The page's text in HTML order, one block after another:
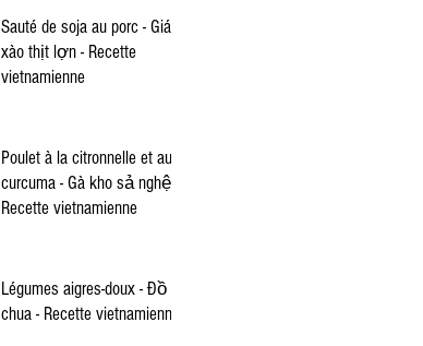
Sauté de soja au porc - Giá
xào thịt lợn - Recette
vietnamienne
Poulet à la citronnelle et au
curcuma - Gà kho sả nghệ -
Recette vietnamienne
Légumes aigres-doux - Đồ
chua - Recette vietnamienne